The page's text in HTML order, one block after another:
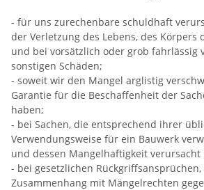
- für uns zurechenbare schuldhaft
der Verletzung des Lebens, des Körpers
und bei vorsätzlich oder grob fahrlässig
sonstigen Schäden;
- soweit wir den Mangel arglistig
Garantie für die Beschaffenheit der
haben;
- bei Sachen, die entsprechend ihrer
Verwendungsweise für ein Bauwerk
und dessen Mangelhaftigkeit verursacht
- bei gesetzlichen Rückgriffsansprüchen,
Zusammenhang mit Mängelrechten